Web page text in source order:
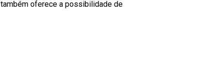
oferece a possibilidade de